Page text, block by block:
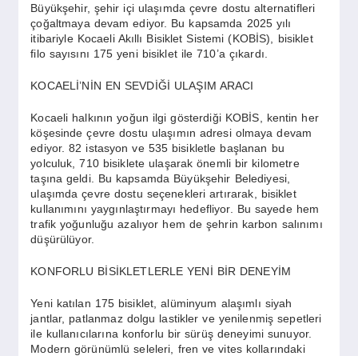
EKONOMI
SAĞLIK
SPOR
YAŞAM
Büyükşehir, şehir içi ulaşımda çevre dostu alternatifleri
çoğaltmaya devam ediyor. Bu kapsamda 2025 yılı
itibariyle Kocaeli Akıllı Bisiklet Sistemi (KOBİS), bisiklet
filo sayısını 175 yeni bisiklet ile 710’a çıkardı.
KOCAELİ’NİN EN SEVDİĞİ ULAŞIM ARACI
Kocaeli halkının yoğun ilgi gösterdiği KOBİS, kentin her
köşesinde çevre dostu ulaşımın adresi olmaya devam
ediyor. 82 istasyon ve 535 bisikletle başlanan bu
yolculuk, 710 bisiklete ulaşarak önemli bir kilometre
taşına geldi. Bu kapsamda Büyükşehir Belediyesi,
ulaşımda çevre dostu seçenekleri artırarak, bisiklet
kullanımını yaygınlaştırmayı hedefliyor. Bu sayede hem
trafik yoğunluğu azalıyor hem de şehrin karbon salınımı
düşürülüyor.
KONFORLU BİSİKLETLERLE YENİ BİR DENEYİM
Yeni katılan 175 bisiklet, alüminyum alaşımlı siyah
jantlar, patlanmaz dolgu lastikler ve yenilenmiş sepetleri
ile kullanıcılarına konforlu bir sürüş deneyimi sunuyor.
Modern görünümlü seleleri, fren ve vites kollarındaki